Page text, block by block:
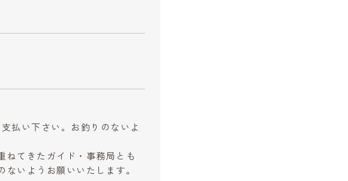
払い下さい。お釣りのないよ
ねてきたガイド・事務局とも
いようお願いいたします。